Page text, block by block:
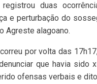
duas
e perturbação do
Agreste alagoano.
por volta das
que havia sido
ofensas verbais e